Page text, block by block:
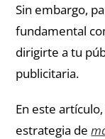
Sin embargo,
fundamental
dirigirte a tu
publicitaria.
En este
estrategia de